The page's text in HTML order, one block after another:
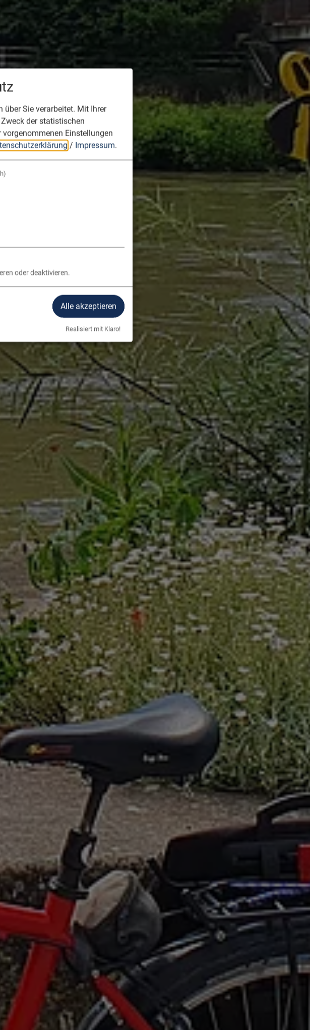
über Sie verarbeitet. Mit Ihrer
der statistischen
Einstellungen
/ Impressum.
oder deaktivieren.
Alle akzeptieren
Realisiert mit Klaro!